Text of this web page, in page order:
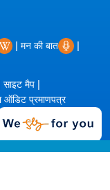
| मन की बात |
साइट मैप |
ऑडिट प्रमाणपत्र